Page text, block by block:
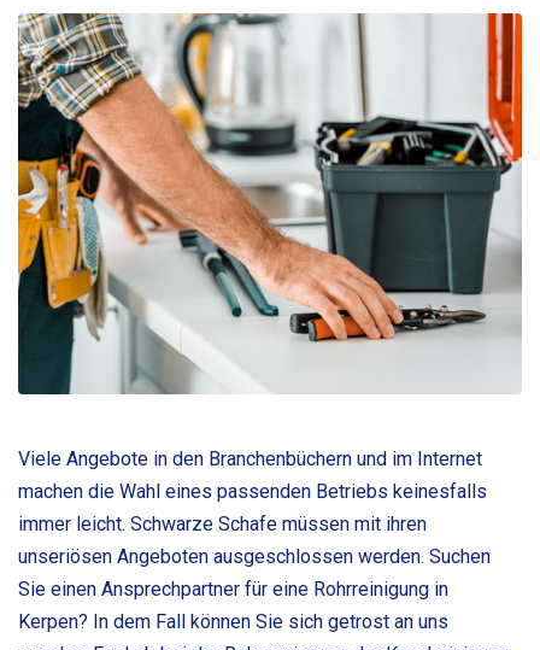
Viele Angebote in den Branchenbüchern und im Internet
machen die Wahl eines passenden Betriebs keinesfalls
immer leicht. Schwarze Schafe müssen mit ihren
unseriösen Angeboten ausgeschlossen werden. Suchen
Sie einen Ansprechpartner für eine Rohrreinigung in
Kerpen? In dem Fall können Sie sich getrost an uns